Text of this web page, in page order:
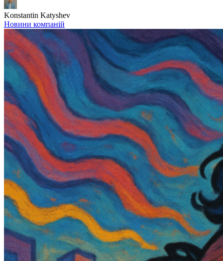
Konstantin Katyshev
Новини компаній